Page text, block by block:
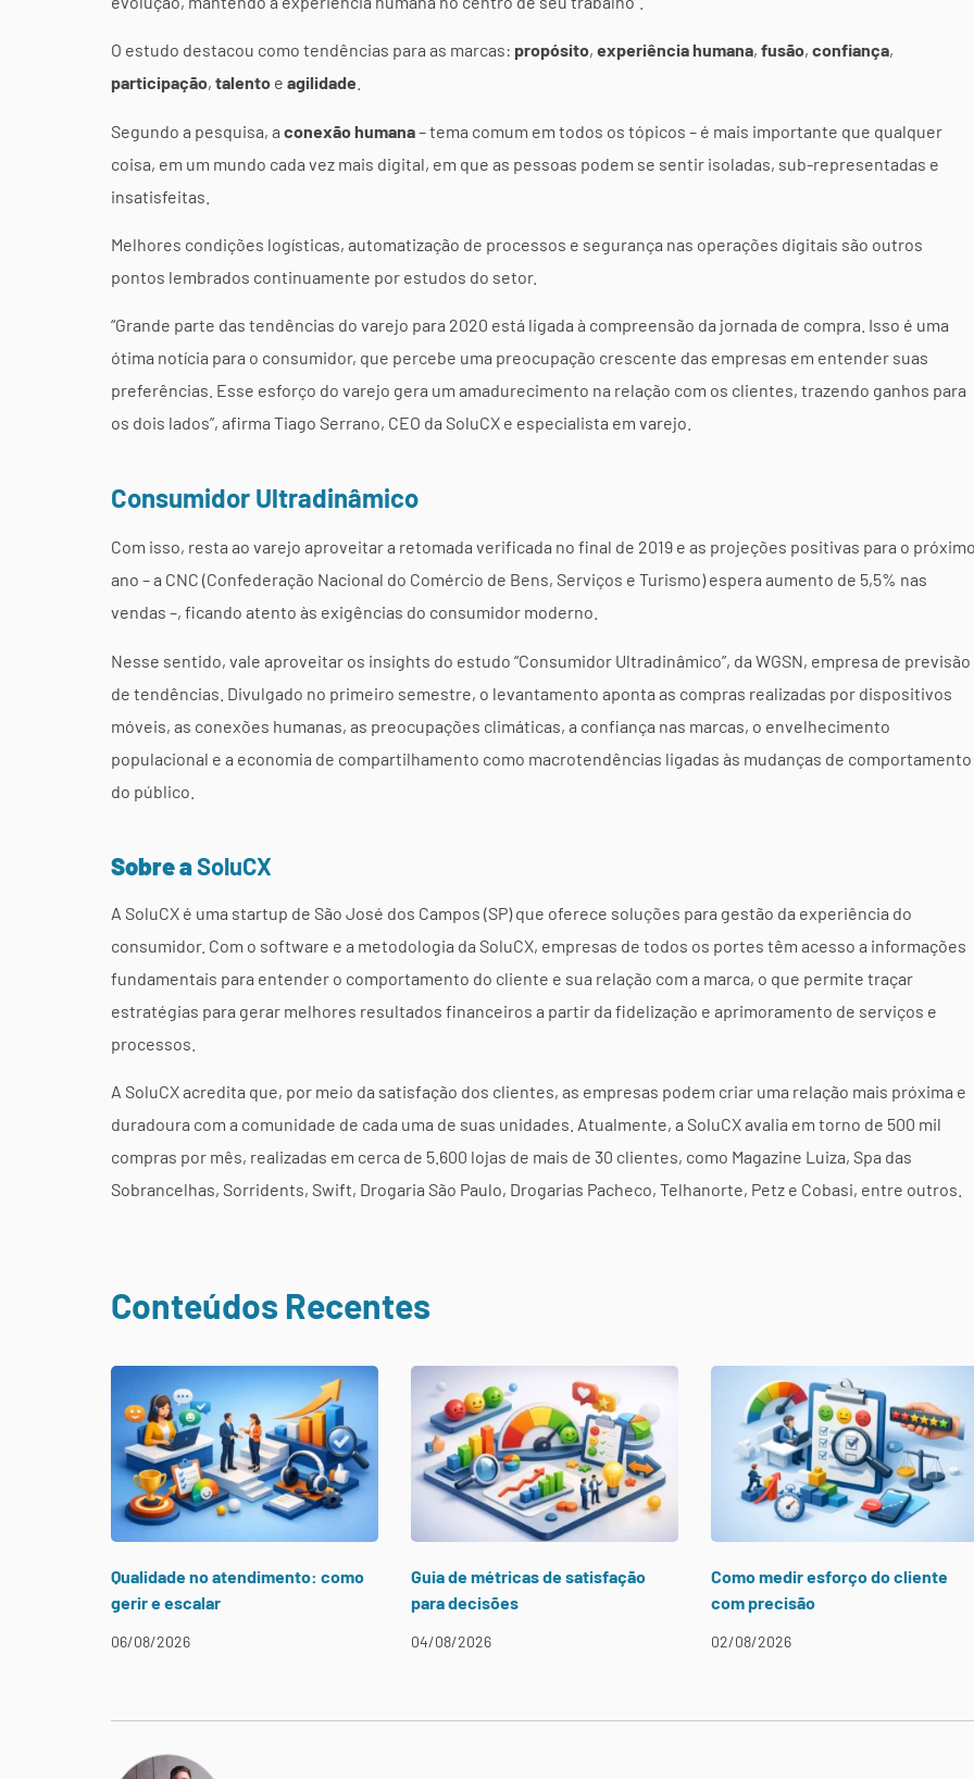
O estudo destacou como tendências para as marcas: propósito, experiência humana, fusão, confiança,
participação, talento e agilidade
Segundo a pesquisa, a conexão humana– tema comum em todos os tópicos – é mais importante que qualquer
coisa, em um mundo cada vez mais digital, em que as pessoas podem se sentir isoladas, sub-representadas e
insatisfeitas.
Melhores condições logísticas, automatização de processos e segurança nas operações digitais são outros
pontos lembrados continuamente por estudos do setor.
“Grande parte das tendências do varejo para 2020 está ligada à compreensão da jornada de compra. Isso é uma
ótima notícia para o consumidor, que percebe uma preocupação crescente das empresas em entender suas
preferências. Esse esforço do varejo gera um amadurecimento na relação com os clientes, trazendo ganhos para
os dois lados”, afirma Tiago Serrano, CEO da SoluCX e especialista em varejo.
Consumidor Ultradinâmico
Com isso, resta ao varejo aproveitar a retomada verificada no final de 2019 e as projeções positivas para o
ano – a CNC (Confederação Nacional do Comércio de Bens, Serviços e Turismo) espera aumento de 5,5% nas
vendas –, ficando atento às exigências do consumidor moderno.
Nesse sentido, vale aproveitar os insights do estudo “Consumidor Ultradinâmico”, da WGSN, empresa de previsão
de tendências. Divulgado no primeiro semestre, o levantamento aponta as compras realizadas por dispositivos
móveis, as conexões humanas, as preocupações climáticas, a confiança nas marcas, o envelhecimento
populacional e a economia de compartilhamento como macrotendências ligadas às mudanças de comportamento
do público.
Sobre aSoluCX
A SoluCX é uma startup de São José dos Campos (SP) que oferece soluções para gestão da experiência do
consumidor. Com o software e a metodologia da SoluCX, empresas de todos os portes têm acesso a informações
fundamentais para entender o comportamento do cliente e sua relação com a marca, o que permite traçar
estratégias para gerar melhores resultados financeiros a partir da fidelização e aprimoramento de serviços e
processos.
A SoluCX acredita que, por meio da satisfação dos clientes, as empresas podem criar uma relação mais próxima e
duradoura com a comunidade de cada uma de suas unidades. Atualmente, a SoluCX avalia em torno de 500 mil
compras por mês, realizadas em cerca de 5.600 lojas de mais de 30 clientes, como Magazine Luiza, Spa das
Sobrancelhas, Sorridents, Swift, Drogaria São Paulo, Drogarias Pacheco, Telhanorte, Petz e Cobasi, entre outros.
Conteúdos Recentes
Qualidade no atendimento: como
gerir e escalar
06/08/2026
Guia de métricas de satisfação
para decisões
04/08/2026
Como medir esforço do cliente
com precisão
02/08/2026